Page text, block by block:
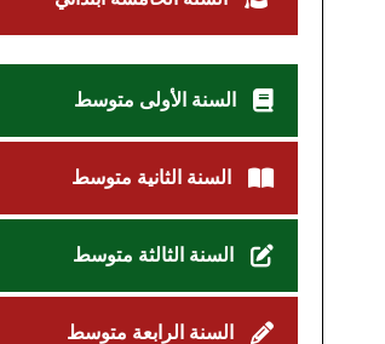
السنة الأولى متوسط
السنة الثانية متوسط
السنة الثالثة متوسط
السنة الرابعة متوسط